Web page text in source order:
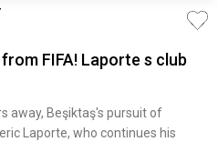
FIFA! Laporte s club
away, Beşiktaş's pursuit of
Laporte, who continues his